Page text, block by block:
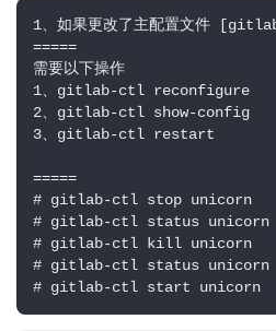
1、如果更改了主配置文件
=====
需要以下操作
1、gitlab-ctl reconfigure
2、gitlab-ctl show-config
3、gitlab-ctl restart
=====
# gitlab-ctl stop unicorn
# gitlab-ctl status unicorn
# gitlab-ctl kill unicorn
# gitlab-ctl status unicorn
# gitlab-ctl start unicorn